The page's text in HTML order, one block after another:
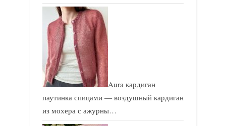
Aura кардиган
паутинка спицами — воздушный кардиган
из мохера с ажурны…